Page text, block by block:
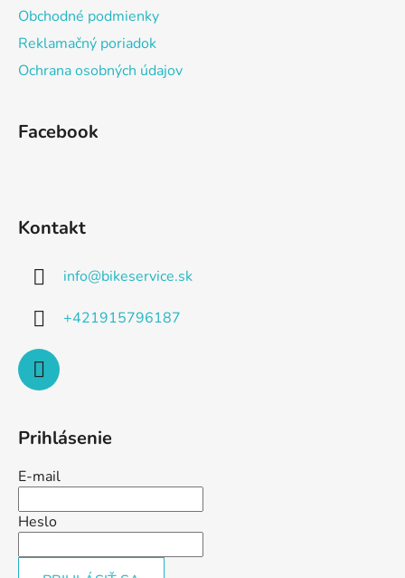
Obchodné podmienky
Reklamačný poriadok
Ochrana osobných údajov
Facebook
Kontakt
info@bikeservice.sk
+421915796187
Prihlásenie
E-mail
Heslo